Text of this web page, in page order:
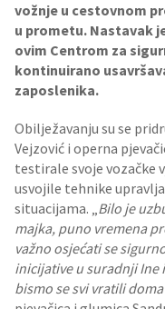
vožnje u cestovnom
u prometu. Nastavak
ovim Centrom za
kontinuirano
zaposlenika.
Obilježavanju su se
Vejzović i operna
testirale svoje vozačke
usvojile tehnike
situacijama. „Bilo je
majka, puno vremena
važno osjećati se
inicijative u suradnji Ine
bismo se svi vratili